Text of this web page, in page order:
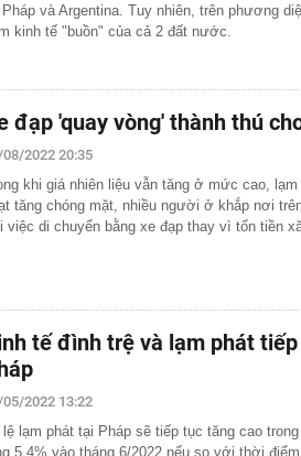
vụ khám xét nhà Huấn Hoa Hồng
động vụ máy bay không người lái bí ẩn xuất
camera giám sát, Trần Ngọc Hà SN 1992 lập
an trình báo
và VET hợp tác mở rộng kết nối logistics xuyên
Campuchia
coi là thước đo sức khỏe kinh tế toàn cầu
lịch sử: Chuyện gì đang diễn ra?
tháng, cho con học trường công vẫn không
chi tiết con số mới thấy điều gây tranh cãi
xuất hiện nước màu vàng sau khi mở nắp?
6 chị em góp tiền xây cho bố mẹ: Chi phí 1,08 tỷ
tất cả ngỡ ngàng
và Argentina. Tuy nhiên, trên phương
kinh tế "buồn" của cả 2 đất nước.
đạp 'quay vòng' thành thú
2022 20:35
khi giá nhiên liệu vẫn tăng ở mức cao,
tăng chóng mặt, nhiều người ở khắp nơi
việc di chuyển bằng xe đạp thay vì tốn tiền
tế đình trệ và lạm phát
05/2022 13:22
lệ lạm phát tại Pháp sẽ tiếp tục tăng cao
5,4% vào tháng 6/2022 nếu so với thời